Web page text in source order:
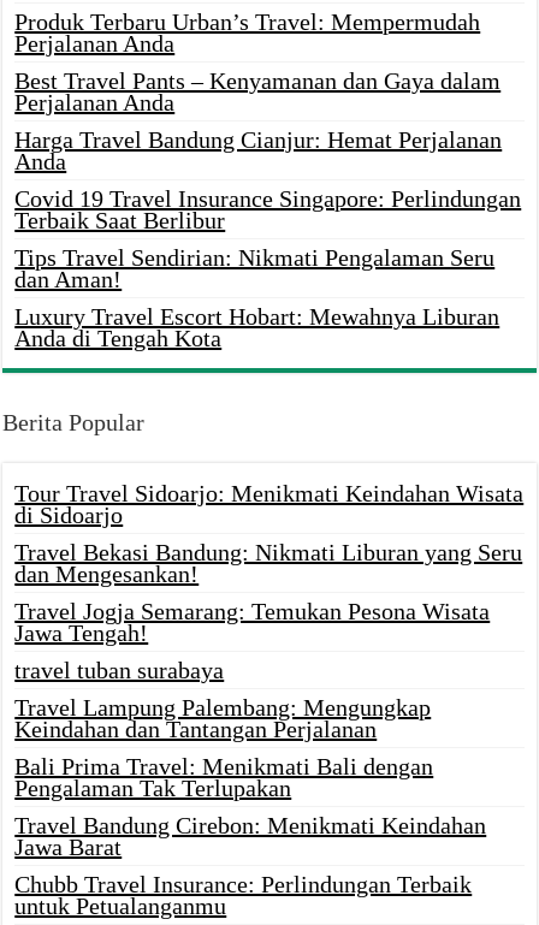
Produk Terbaru Urban’s Travel: Mempermudah
Perjalanan Anda
Best Travel Pants – Kenyamanan dan Gaya dalam
Perjalanan Anda
Harga Travel Bandung Cianjur: Hemat Perjalanan
Anda
Covid 19 Travel Insurance Singapore: Perlindungan
Terbaik Saat Berlibur
Tips Travel Sendirian: Nikmati Pengalaman Seru
dan Aman!
Luxury Travel Escort Hobart: Mewahnya Liburan
Anda di Tengah Kota
Berita Popular
Tour Travel Sidoarjo: Menikmati Keindahan Wisata
di Sidoarjo
Travel Bekasi Bandung: Nikmati Liburan yang Seru
dan Mengesankan!
Travel Jogja Semarang: Temukan Pesona Wisata
Jawa Tengah!
travel tuban surabaya
Travel Lampung Palembang: Mengungkap
Keindahan dan Tantangan Perjalanan
Bali Prima Travel: Menikmati Bali dengan
Pengalaman Tak Terlupakan
Travel Bandung Cirebon: Menikmati Keindahan
Jawa Barat
Chubb Travel Insurance: Perlindungan Terbaik
untuk Petualanganmu